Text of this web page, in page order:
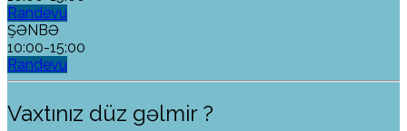
Randevu
ŞƏNBƏ
10:00-15:00
Randevu
Vaxtınız düz gəlmir ?